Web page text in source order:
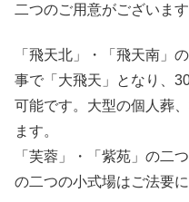
二つのご用意がございます
「飛天北」・「飛天南」
事で「大飛天」となり、
可能です。大型の個人葬
ます。
「芙蓉」・「紫苑」の二
の二つの小式場はご法要